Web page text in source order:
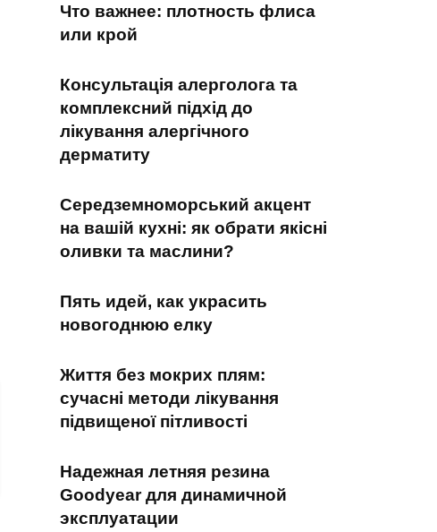
Что важнее: плотность флиса
или крой
Консультація алерголога та
комплексний підхід до
лікування алергічного
дерматиту
Середземноморський акцент
на вашій кухні: як обрати якісні
оливки та маслини?
Пять идей, как украсить
новогоднюю елку
Життя без мокрих плям:
сучасні методи лікування
підвищеної пітливості
Надежная летняя резина
Goodyear для динамичной
эксплуатации